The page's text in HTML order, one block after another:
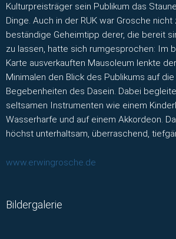
Kulturpreisträger sein Publikum das
Dinge. Auch in der RUK war Grosche
beständige Geheimtipp derer, die bereit
zu lassen, hatte sich rumgesprochen: Im
Karte ausverkauften Mausoleum lenkte
Minimalen den Blick des Publikums auf die
Begebenheiten des Dasein. Dabei
seltsamen Instrumenten wie einem
Wasserharfe und auf einem Akkordeon.
höchst unterhaltsam, überraschend,
www.erwingrosche.de
Bildergalerie